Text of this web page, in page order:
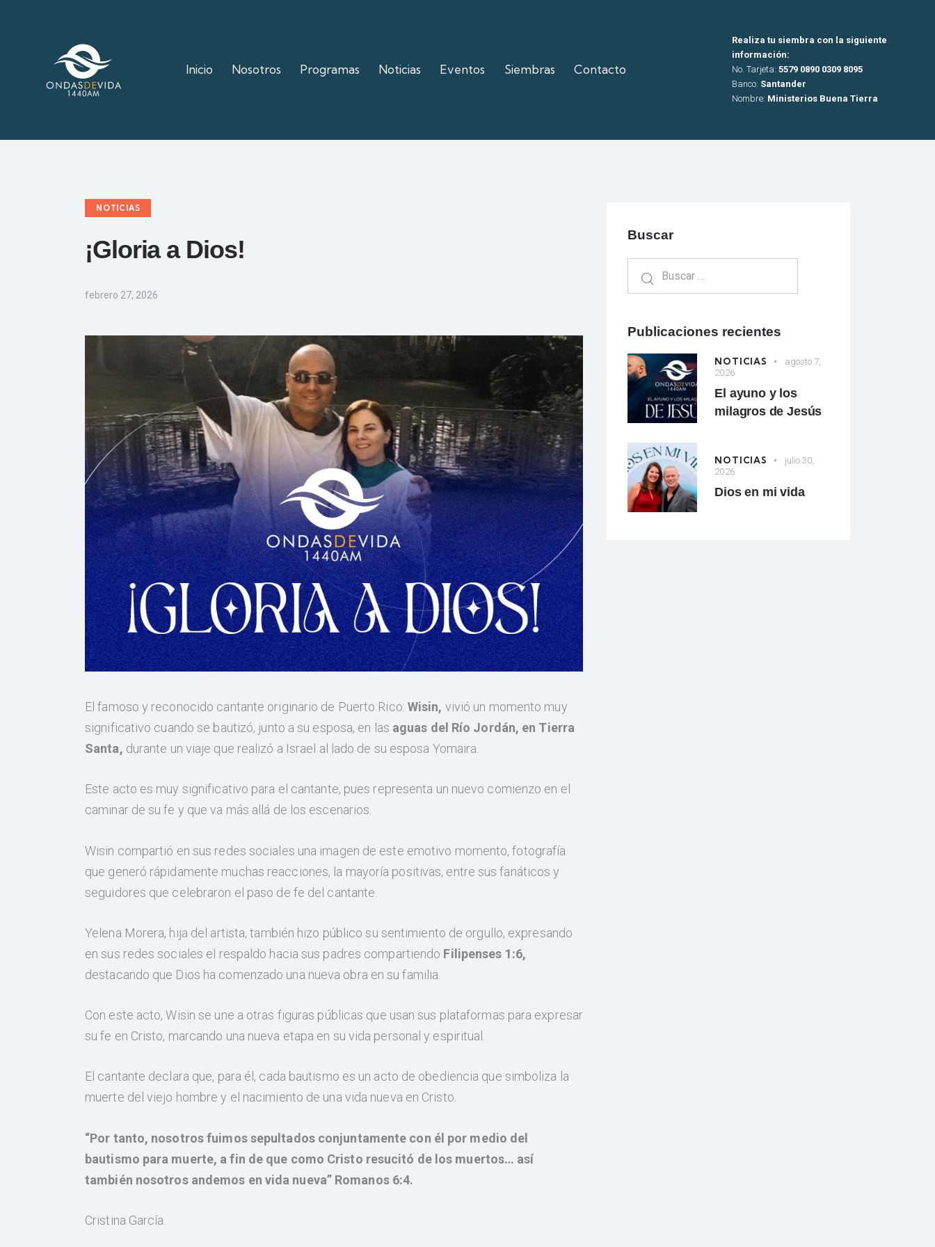
Inicio Nosotros Programas Noticias Eventos Siembras Contacto
Realiza tu siembra con la siguiente
información:
No. Tarjeta: 5579 0890 0309 8095
Banco: Santander
Nombre: Ministerios Buena Tierra
NOTICIAS
¡Gloria a Dios!
febrero 27, 2026
El famoso y reconocido cantante originario de Puerto Rico: Wisin, vivió un momento muy
significativo cuando se bautizó, junto a su esposa, en las aguas del Río Jordán, en Tierra
Santa, durante un viaje que realizó a Israel al lado de su esposa Yomaira.
Este acto es muy significativo para el cantante, pues representa un nuevo comienzo en el
caminar de su fe y que va más allá de los escenarios.
Wisin compartió en sus redes sociales una imagen de este emotivo momento, fotografía
que generó rápidamente muchas reacciones, la mayoría positivas, entre sus fanáticos y
seguidores que celebraron el paso de fe del cantante.
Yelena Morera, hija del artista, también hizo público su sentimiento de orgullo, expresando
en sus redes sociales el respaldo hacia sus padres compartiendo Filipenses 1:6,
destacando que Dios ha comenzado una nueva obra en su familia.
Con este acto, Wisin se une a otras figuras públicas que usan sus plataformas para expresar
su fe en Cristo, marcando una nueva etapa en su vida personal y espiritual.
El cantante declara que, para él, cada bautismo es un acto de obediencia que simboliza la
muerte del viejo hombre y el nacimiento de una vida nueva en Cristo.
“Por tanto, nosotros fuimos sepultados conjuntamente con él por medio del
bautismo para muerte, a fin de que como Cristo resucitó de los muertos… así
también nosotros andemos en vida nueva” Romanos 6:4.
Cristina García.
Buscar
Publicaciones recientes
NOTICIAS
agosto 7,
2026
El ayuno y los
milagros de Jesús
NOTICIAS
julio 30,
2026
Dios en mi vida